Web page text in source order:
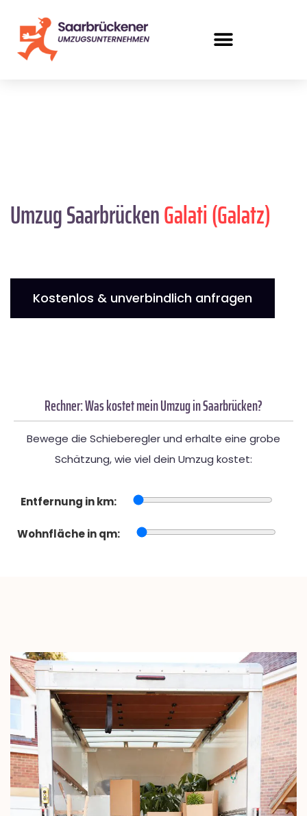
Umzug SaarbrückenGalati (Galatz)
Kostenlos & unverbindlich anfragen
Rechner: Was kostet mein Umzug in Saarbrücken?
Bewege die Schieberegler und erhalte eine grobe
Schätzung, wie viel dein Umzug kostet:
Entfernung in km:
Wohnfläche in qm: